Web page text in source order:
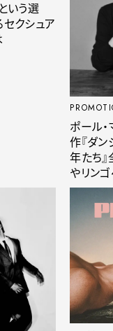
いう選
クシュア
ポール・
作『ダン
年たち
やリン